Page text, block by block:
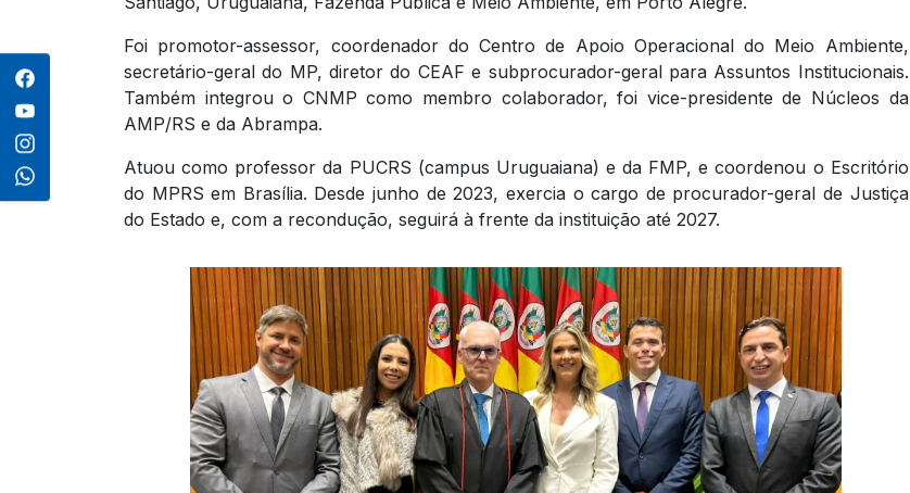
Foi promotor-assessor, coordenador do Centro de Apoio Operacional do Meio Ambiente,
secretário-geral do MP, diretor do CEAF e subprocurador-geral para Assuntos Institucionais.
Também integrou o CNMP como membro colaborador, foi vice-presidente de Núcleos da
AMP/RS e da Abrampa.
Atuou como professor da PUCRS (campus Uruguaiana) e da FMP, e coordenou o Escritório
do MPRS em Brasília. Desde junho de 2023, exercia o cargo de procurador-geral de Justiça
do Estado e, com a recondução, seguirá à frente da instituição até 2027.